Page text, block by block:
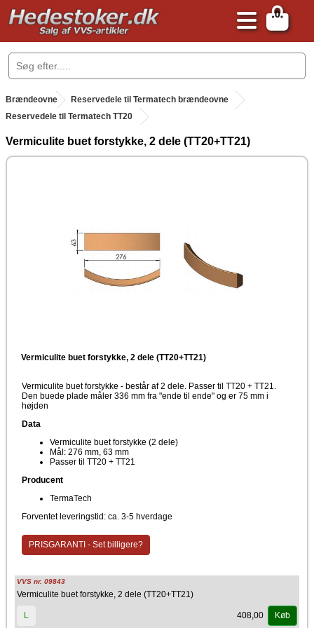
0
.
Brændeovne .
Reservedele til Termatech brændeovne
Reservedele til Termatech TT20
Vermiculite buet forstykke, 2 dele (TT20+TT21)
Vermiculite buet forstykke, 2 dele (TT20+TT21)
Vermiculite buet forstykke - består af 2 dele. Passer til TT20 + TT21.
Den buede plade måler 336 mm fra "ende til ende" og er 75 mm i
højden
Data
Vermiculite buet forstykke (2 dele)
Mål: 276 mm, 63 mm
Passer til TT20 + TT21
Producent
TermaTech
Forventet leveringstid: ca. 3-5 hverdage
PRISGARANTI - Set billigere?
VVS nr. 09843
Vermiculite buet forstykke, 2 dele (TT20+TT21)
L 408,00 Køb